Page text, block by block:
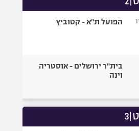
הפועל ת"א - קטוביץ
בית"ר ירושלים - אוסטריה
וינה